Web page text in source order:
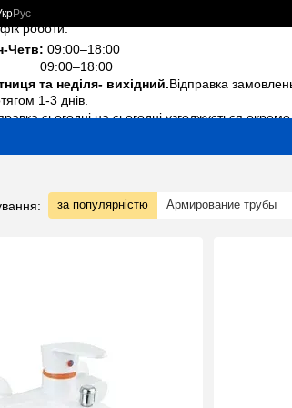
Рус
роботи:
Четв: 09:00–18:00
09:00–18:00
та неділя- вихідний.Відправка
1-3 днів.
сьогодні на сьогодні узгоджується
за популярністю Армирование трубы